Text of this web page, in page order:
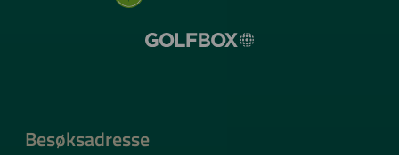
Besøksadresse